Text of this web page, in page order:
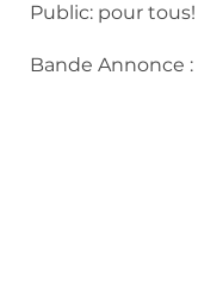
Public: pour tous!
Bande Annonce :